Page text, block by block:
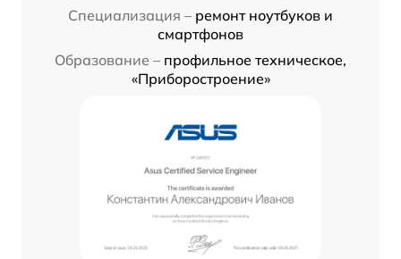
Специализация – ремонт ноутбуков и
смартфонов
Образование – профильное техническое,
«Приборостроение»